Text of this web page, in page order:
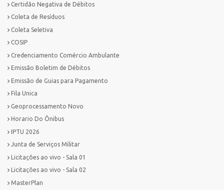
Certidão Negativa de Débitos
Coleta de Resíduos
Coleta Seletiva
COSIP
Credenciamento Comércio Ambulante
Emissão Boletim de Débitos
Emissão de Guias para Pagamento
Fila Unica
Geoprocessamento Novo
Horario Do Ônibus
IPTU 2026
Junta de Serviços Militar
Licitações ao vivo - Sala 01
Licitações ao vivo - Sala 02
MasterPlan